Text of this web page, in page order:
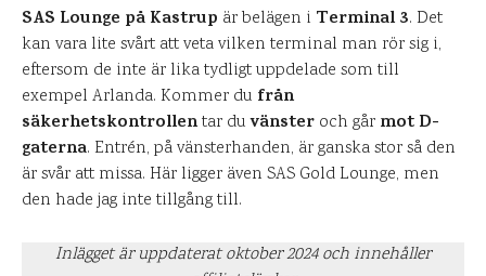
SAS Lounge på Kastrup är belägen i Terminal 3. Det
kan vara lite svårt att veta vilken terminal man rör sig i,
eftersom de inte är lika tydligt uppdelade som till
exempel Arlanda. Kommer du från
säkerhetskontrollentar duvänster och går mot D-
gaterna. Entrén, på vänsterhanden, är ganska stor så den
är svår att missa. Här ligger även SAS Gold Lounge, men
den hade jag inte tillgång till.
Inlägget är uppdaterat oktober 2024 och innehåller